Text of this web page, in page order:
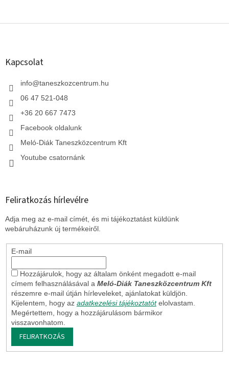
L
Kapcsolat
info@taneszkozcentrum.hu
06 47 521-048
+36 20 667 7473
Facebook oldalunk
Meló-Diák Taneszközcentrum Kft
Youtube csatornánk
Feliratkozás hírlevélre
Adja meg az e-mail címét, és mi tájékoztatást küldünk
webáruházunk új termékeiről.
E-mail
Hozzájárulok, hogy az általam önként megadott e-mail
címem felhasználásával a Meló-Diák Taneszközcentrum Kft
részemre e-mail útján hírleveleket, ajánlatokat küldjön.
Kijelentem, hogy az adatkezelési tájékoztatót elolvastam.
Megértettem, hogy a hozzájárulásom bármikor
visszavonhatom.
FELIRATKOZÁS